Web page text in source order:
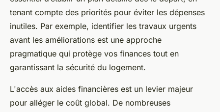
tenant compte des priorités pour éviter les dépenses
inutiles. Par exemple, identifier les travaux urgents
avant les améliorations est une approche
pragmatique qui protège vos finances tout en
garantissant la sécurité du logement.
L'accès aux aides financières est un levier majeur
pour alléger le coût global. De nombreuses